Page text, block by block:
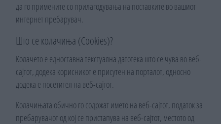
да го примените со прилагодувања на поставките во вашиот
интернет пребарувач.
Што се колачиња (Cookies)?
Колачето е едноставна текстуална датотека што се чува во веб-
сајтот, додека корисникот е присутен на порталот, односно
додека е посетител на веб-сајтот.
Колачињата обично го содржат името на веб-сајтот, податок за
пребарувачот од кој се пристапува на веб-сајтот, местото од